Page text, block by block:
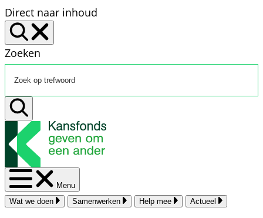
Direct naar inhoud
Zoeken
Menu
Wat we doen
Samenwerken Help mee Actueel